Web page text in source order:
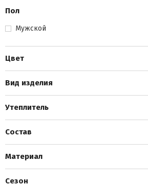
Пол
Мужской
Цвет
Вид изделия
Утеплитель
Состав
Материал
Сезон